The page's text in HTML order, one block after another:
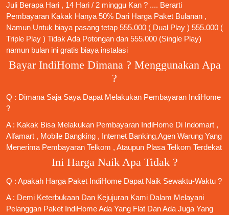
Juli Berapa Hari , 14 Hari / 2 minggu Kan ? .... Berarti
Pembayaran Kakak Hanya 50% Dari Harga Paket Bulanan ,
Namun Untuk biaya pasang tetap 555.000 ( Dual Play ) 555.000 (
Triple Play ) Tidak Ada Potongan dan 555.000 (Single Play)
namun bulan ini gratis biaya instalasi
Bayar IndiHome Dimana ? Menggunakan Apa
?
Q : Dimana Saja Saya Dapat Melakukan Pembayaran IndiHome
?
A : Kakak Bisa Melakukan Pembayaran IndiHome Di Indomart ,
Alfamart , Mobile Bangking , Internet Banking,Agen Warung Yang
Menerima Pembayaran Telkom , Ataupun Plasa Telkom Terdekat
Ini Harga Naik Apa Tidak ?
Q : Apakah Harga Paket IndiHome Dapat Naik Sewaktu-Waktu ?
A : Demi Keterbukaan Dan Kejujuran Kami Dalam Melayani
Pelanggan Paket IndiHome Ada Yang Flat Dan Ada Juga Yang